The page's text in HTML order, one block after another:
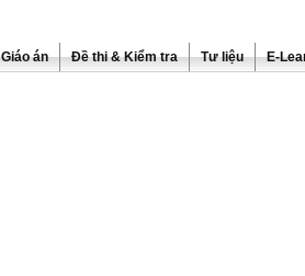
Giáo án Đề thi & Kiểm tra Tư liệu E-